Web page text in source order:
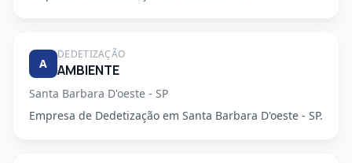
A
DEDETIZAÇÃO
AMBIENTE
Santa Barbara D'oeste - SP
Empresa de Dedetização em Santa Barbara D'oeste - SP.